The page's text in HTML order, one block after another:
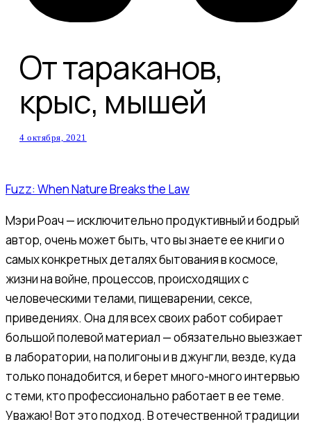
От тараканов,
крыс, мышей
4 октября, 2021
Fuzz: When Nature Breaks the Law
Мэри Роач — исключительно продуктивный и бодрый
автор, очень может быть, что вы знаете ее книги о
самых конкретных деталях бытования в космосе,
жизни на войне, процессов, происходящих с
человеческими телами, пищеварении, сексе,
приведениях. Она для всех своих работ собирает
большой полевой материал — обязательно выезжает
в лаборатории, на полигоны и в джунгли, везде, куда
только понадобится, и берет много-много интервью
с теми, кто профессионально работает в ее теме.
Уважаю! Вот это подход. В отечественной традиции